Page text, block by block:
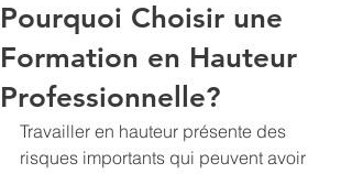
Pourquoi Choisir une
Formation en Hauteur
Professionnelle?
Travailler en hauteur présente des
risques importants qui peuvent avoir